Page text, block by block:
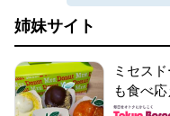
姉妹サイト
ミセス
も食べ